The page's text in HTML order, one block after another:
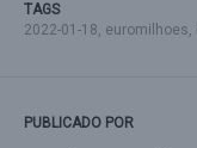
TAGS
2022-01-18, euromilhoes,
PUBLICADO POR